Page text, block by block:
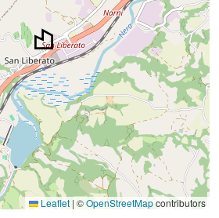
Leaflet | ©OpenStreetMapcontributors